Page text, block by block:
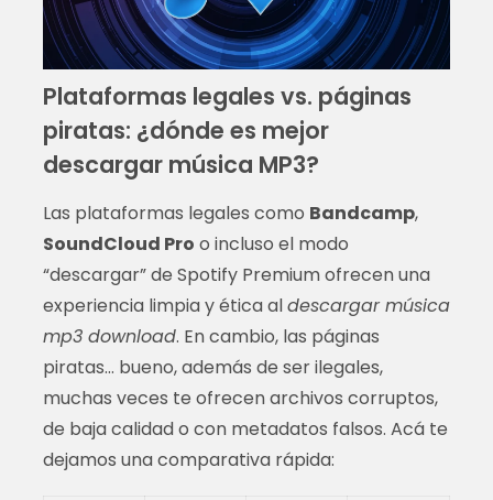
Plataformas legales vs. páginas
piratas: ¿dónde es mejor
descargar música MP3?
Las plataformas legales como Bandcamp,
SoundCloud Pro o incluso el modo
“descargar” de Spotify Premium ofrecen una
experiencia limpia y ética aldescargar música
mp3 download. En cambio, las páginas
piratas… bueno, además de ser ilegales,
muchas veces te ofrecen archivos corruptos,
de baja calidad o con metadatos falsos. Acá te
dejamos una comparativa rápida: